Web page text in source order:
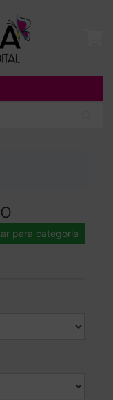
para categoria